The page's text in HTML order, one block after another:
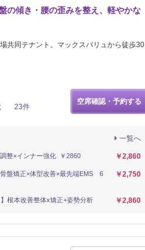
の傾き・腰の歪みを整え、軽やかな
共同テナント。マックスバリュから徒歩30
23件
空席確認・予約する
一覧へ
整×インナー強化 ￥2860 ￥2,860
盤矯正×体型改善×最先端EMS 6
￥2,750
根本改善整体x矯正+姿勢分析 ￥2,860